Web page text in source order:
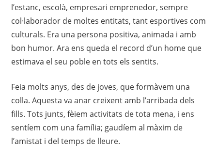
l’estanc, escolà, empresari emprenedor, sempre
col·laborador de moltes entitats, tant esportives com
culturals. Era una persona positiva, animada i amb
bon humor. Ara ens queda el record d’un home que
estimava el seu poble en tots els sentits.
Feia molts anys, des de joves, que formàvem una
colla. Aquesta va anar creixent amb l’arribada dels
fills. Tots junts, fèiem activitats de tota mena, i ens
sentíem com una família; gaudíem al màxim de
l’amistat i del temps de lleure.